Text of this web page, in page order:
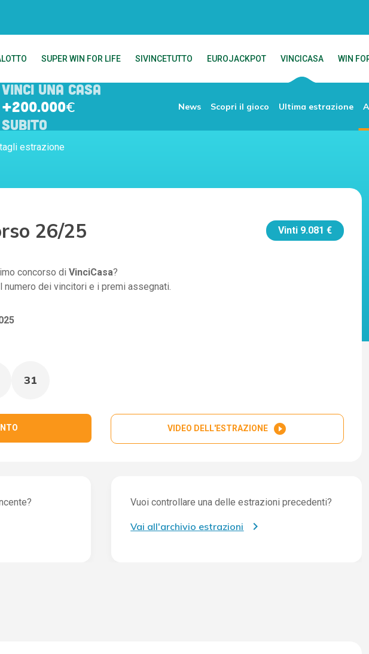
SUPER WIN FOR LIFE SIVINCETUTTO EUROJACKPOT VINCICASA WIN
VINCI UNA CASA
+200.000€
SUBITO
News Scopri il gioco Ultima estrazione
estrazione
26/25 Vinti 9.081 €
concorso di VinciCasa?
dei vincitori e i premi assegnati.
31
VIDEO DELL'ESTRAZIONE play_circle_filled
Vuoi controllare una delle estrazioni precedenti?
Vai all'archivio estrazioni